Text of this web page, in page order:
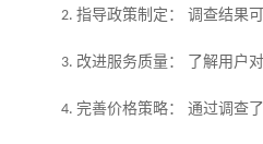
2. 指导政策制定： 调查结果
3. 改进服务质量： 了解用户
4. 完善价格策略： 通过调查